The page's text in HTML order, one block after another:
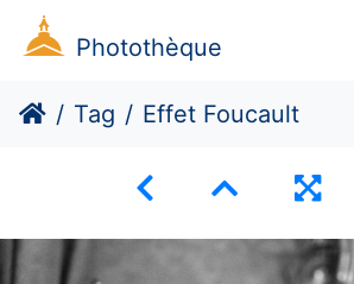
Photothèque
Tag Effet Foucault